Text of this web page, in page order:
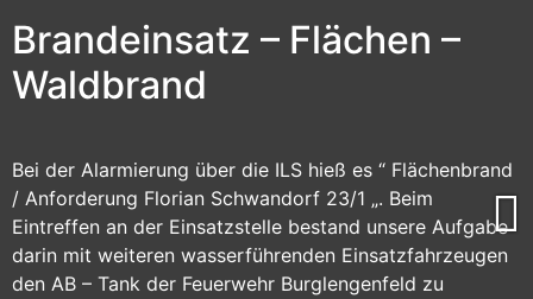
Brandeinsatz – Flächen –
Waldbrand
Bei der Alarmierung über die ILS hieß es “ Flächenbrand
/ Anforderung Florian Schwandorf 23/1 „. Beim
Eintreffen an der Einsatzstelle bestand unsere Aufgabe
darin mit weiteren wasserführenden Einsatzfahrzeugen
den AB – Tank der Feuerwehr Burglengenfeld zu